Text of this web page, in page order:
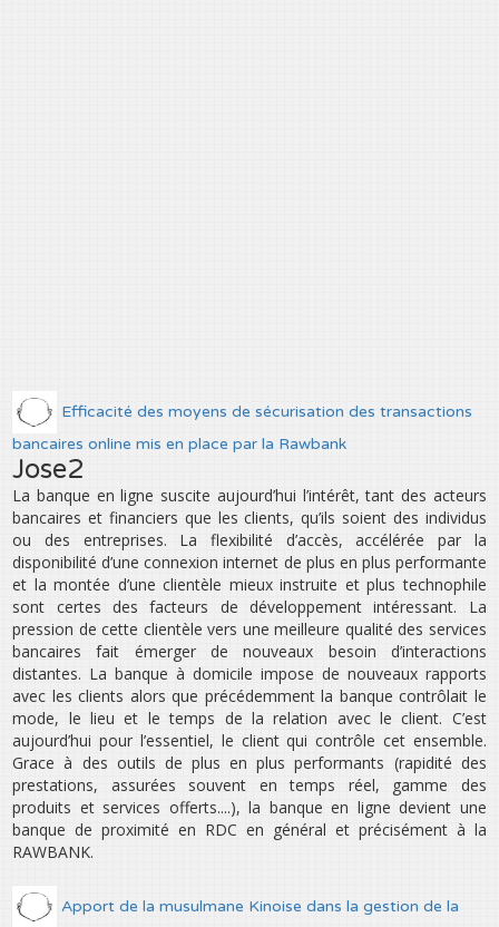
Efficacité des moyens de sécurisation des transactions
bancaires online mis en place par la Rawbank
Jose2
La banque en ligne suscite aujourd’hui l’intérêt, tant des acteurs
bancaires et financiers que les clients, qu’ils soient des individus
ou des entreprises. La flexibilité d’accès, accélérée par la
disponibilité d’une connexion internet de plus en plus performante
et la montée d’une clientèle mieux instruite et plus technophile
sont certes des facteurs de développement intéressant. La
pression de cette clientèle vers une meilleure qualité des services
bancaires fait émerger de nouveaux besoin d’interactions
distantes. La banque à domicile impose de nouveaux rapports
avec les clients alors que précédemment la banque contrôlait le
mode, le lieu et le temps de la relation avec le client. C’est
aujourd’hui pour l’essentiel, le client qui contrôle cet ensemble.
Grace à des outils de plus en plus performants (rapidité des
prestations, assurées souvent en temps réel, gamme des
produits et services offerts....), la banque en ligne devient une
banque de proximité en RDC en général et précisément à la
RAWBANK.
Apport de la musulmane Kinoise dans la gestion de la